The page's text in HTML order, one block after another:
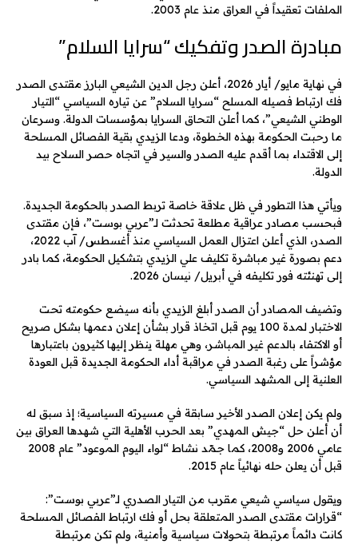
الملفات تعقيداً في العراق منذ عام 2003.
مبادرة الصدر وتفكيك “سرايا السلام”
في نهاية مايو/ أيار 2026، أعلن رجل الدين الشيعي البارز مقتدى الصدر
فك ارتباط فصيله المسلح “سرايا السلام” عن تياره السياسي “التيار
الوطني الشيعي”، كما أعلن التحاق السرايا بمؤسسات الدولة. وسرعان
ما رحبت الحكومة بهذه الخطوة، ودعا الزيدي بقية الفصائل المسلحة
إلى الاقتداء بما أقدم عليه الصدر والسير في اتجاه حصر السلاح بيد
الدولة.
ويأتي هذا التطور في ظل علاقة خاصة تربط الصدر بالحكومة الجديدة.
فبحسب مصادر عراقية مطلعة تحدثت لـ”عربي بوست”، فإن مقتدى
الصدر، الذي أعلن اعتزال العمل السياسي منذ أغسطس/ آب 2022،
دعم بصورة غير مباشرة تكليف علي الزيدي بتشكيل الحكومة، كما بادر
إلى تهنئته فور تكليفه في أبريل/ نيسان 2026.
وتضيف المصادر أن الصدر أبلغ الزيدي بأنه سيضع حكومته تحت
الاختبار لمدة 100 يوم قبل اتخاذ قرار بشأن إعلان دعمها بشكل صريح
أو الاكتفاء بالدعم غير المباشر، وهي مهلة ينظر إليها كثيرون باعتبارها
مؤشراً على رغبة الصدر في مراقبة أداء الحكومة الجديدة قبل العودة
العلنية إلى المشهد السياسي.
ولم يكن إعلان الصدر الأخير سابقة في مسيرته السياسية؛ إذ سبق له
أن أعلن حل “جيش المهدي” بعد الحرب الأهلية التي شهدها العراق بين
عامي 2006 و2008، كما جمّد نشاط “لواء اليوم الموعود” عام 2008
قبل أن يعلن حله نهائياً عام 2015.
ويقول سياسي شيعي مقرب من التيار الصدري لـ”عربي بوست”:
“قرارات مقتدى الصدر المتعلقة بحل أو فك ارتباط الفصائل المسلحة
كانت دائماً مرتبطة بتحولات سياسية وأمنية، ولم تكن مرتبطة